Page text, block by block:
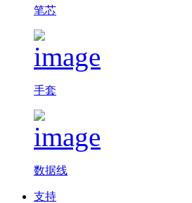
笔芯
手套
数据线
支持